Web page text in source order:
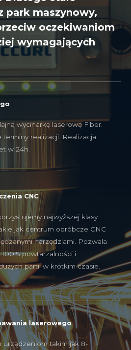
park maszynowy,
oczekiwaniom
wymagających
wycinarkę laserową Fiber.
realizacji. Realizacja
w 24h.
CNC
najwyższej klasy
jak centrum obróbcze CNC
narzędziami. Pozwala
powtarzalności i
partii w krótkim czasie.
laserowego
urządzeniom takim jak 8-